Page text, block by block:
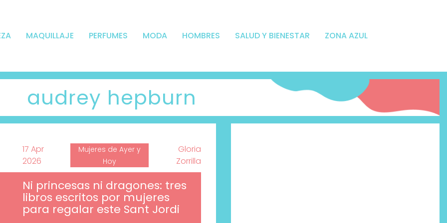
MAQUILLAJE PERFUMES MODA HOMBRES SALUD Y BIENESTAR ZONA AZUL
audrey hepburn
17 Apr
2026
Mujeres de Ayer y
Hoy
Gloria
Zorrilla
Ni princesas ni dragones: tres
libros escritos por mujeres
para regalar este Sant Jordi